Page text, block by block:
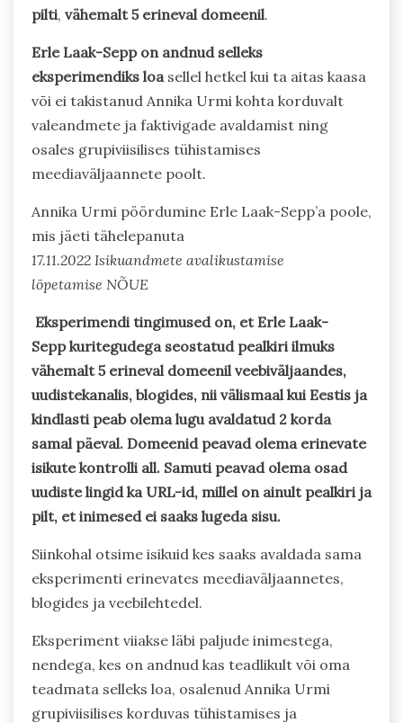
pilti, vähemalt 5 erineval domeenil.
Erle Laak-Sepp on andnud selleks
eksperimendiks loa sellel hetkel kui ta aitas kaasa
või ei takistanud Annika Urmi kohta korduvalt
valeandmete ja faktivigade avaldamist ning
osales grupiviisilises tühistamises
meediaväljaannete poolt.
Annika Urmi pöördumine Erle Laak-Sepp’a poole,
mis jäeti tähelepanuta
17.11.2022 Isikuandmete avalikustamise
lõpetamise NÕUE
Eksperimendi tingimused on, et Erle Laak-
Sepp kuritegudega seostatud pealkiri ilmuks
vähemalt 5 erineval domeenil veebiväljaandes,
uudistekanalis, blogides, nii välismaal kui Eestis ja
kindlasti peab olema lugu avaldatud 2 korda
samal päeval. Domeenid peavad olema erinevate
isikute kontrolli all. Samuti peavad olema osad
uudiste lingid ka URL-id, millel on ainult pealkiri ja
pilt, et inimesed ei saaks lugeda sisu.
Siinkohal otsime isikuid kes saaks avaldada sama
eksperimenti erinevates meediaväljaannetes,
blogides ja veebilehtedel.
Eksperiment viiakse läbi paljude inimestega,
nendega, kes on andnud kas teadlikult või oma
teadmata selleks loa, osalenud Annika Urmi
grupiviisilises korduvas tühistamises ja